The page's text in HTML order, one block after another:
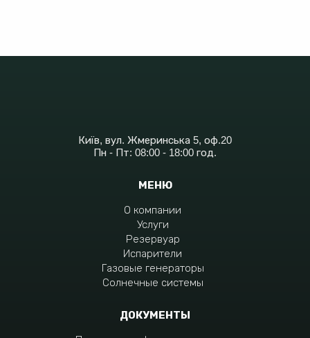
Київ, вул. Жмеринська 5, оф.20
Пн - Пт: 08:00 - 18:00 год.
МЕНЮ
О компании
Услуги
Резервуар
Испарители
Газовые генераторы
Солнечные системы
ДОКУМЕНТЫ